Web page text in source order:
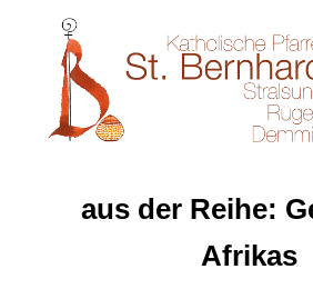
aus der Reihe:
Afrikas